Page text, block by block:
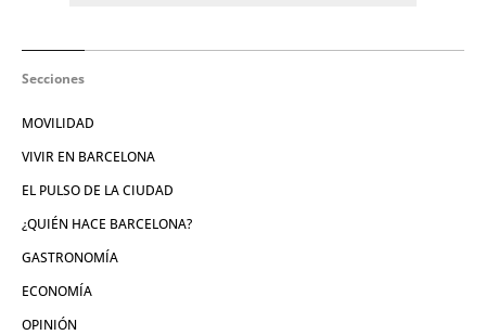
Secciones
MOVILIDAD
VIVIR EN BARCELONA
EL PULSO DE LA CIUDAD
¿QUIÉN HACE BARCELONA?
GASTRONOMÍA
ECONOMÍA
OPINIÓN